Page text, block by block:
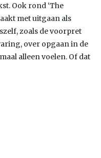
Ook rond ‘The
met uitgaan als
zoals de voorpret
over opgaan in de
alleen voelen. Of dat